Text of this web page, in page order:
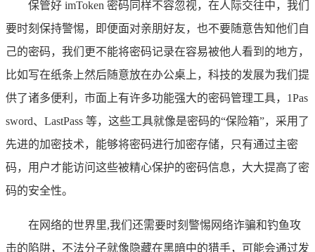
保管好 imToken 密码同样不容忽视，在人际交往中，我们
要时刻保持警惕，即便面对亲朋好友，也不要随意告知他们自
己的密码，我们更不能将密码记录在容易被他人看到的地方，
比如写在纸条上然后随意放在办公桌上，科技的发展为我们提
供了诸多便利，市面上有许多功能强大的密码管理工具，1Pas
sword、LastPass 等，这些工具就像是密码的“保险箱”，采用了
先进的加密技术，能够将密码进行加密存储，只有通过主密
码，用户才能访问这些被精心保护的密码信息，大大提高了密
码的安全性。
在网络的世界里,我们还需要时刻警惕网络诈骗和钓鱼攻
击的陷阱，不法分子就像隐藏在黑暗中的猎手，可能会通过发